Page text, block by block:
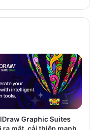
Graphic Suites
ra mắt, cải thiện mạnh